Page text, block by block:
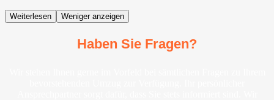
Weiterlesen Weniger anzeigen
Haben Sie Fragen?